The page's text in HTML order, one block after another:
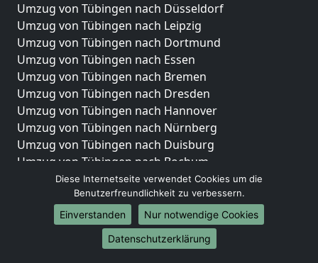
Umzug von Tübingen nach Düsseldorf
Umzug von Tübingen nach Leipzig
Umzug von Tübingen nach Dortmund
Umzug von Tübingen nach Essen
Umzug von Tübingen nach Bremen
Umzug von Tübingen nach Dresden
Umzug von Tübingen nach Hannover
Umzug von Tübingen nach Nürnberg
Umzug von Tübingen nach Duisburg
Umzug von Tübingen nach Bochum
Umzug von Tübingen nach Wuppertal
Umzug von Tübingen nach Bielefeld
Umzug von Tübingen nach Bonn
Umzug von Tübingen nach Münster
Diese Internetseite verwendet Cookies um die
Benutzerfreundlichkeit zu verbessern.
Einverstanden
Nur notwendige Cookies
Datenschutzerklärung